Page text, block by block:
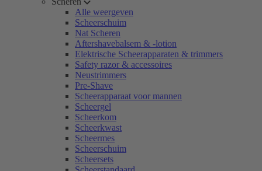
Alle weergeven
Scheerschuim
Nat Scheren
Aftershavebalsem & -lotion
Elektrische Scheerapparaten & trimmers
Safety razor & accessoires
Neustrimmers
Pre-Shave
Scheerapparaat voor mannen
Scheergel
Scheerkom
Scheerkwast
Scheermes
Scheerschuim
Scheersets